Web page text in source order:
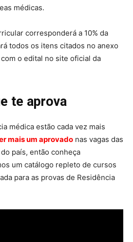
médicas.
corresponderá a 10% da
todos os itens citados no anexo
o edital no site oficial da
te aprova
médica estão cada vez mais
mais um aprovado nas vagas das
país, então conheça
um catálogo repleto de cursos
para as provas de Residência